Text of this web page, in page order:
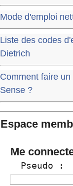
Mode d'emploi
Liste des codes
Dietrich
Comment faire
Sense ?
Espace
Me
  Pseudo :